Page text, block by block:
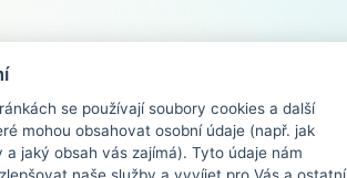
se používají soubory cookies a další
mohou obsahovat osobní údaje (např. jak
jaký obsah vás zajímá). Tyto údaje nám